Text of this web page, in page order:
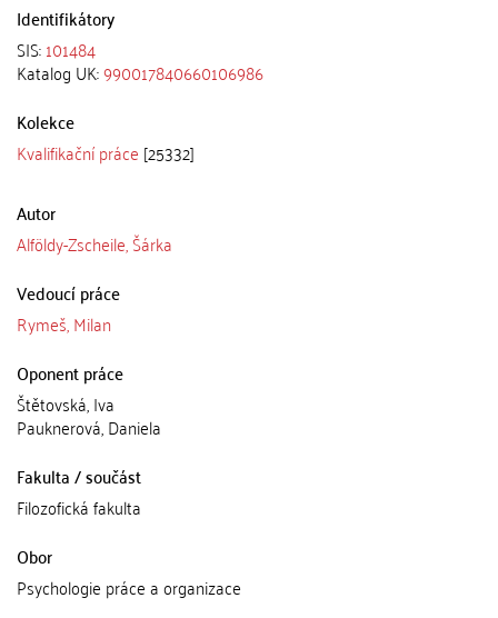
Identifikátory
SIS:101484
Katalog UK:990017840660106986
Kolekce
Kvalifikační práce [25332]
Autor
Alföldy-Zscheile, Šárka
Vedoucí práce
Rymeš, Milan
Oponent práce
Štětovská, Iva
Pauknerová, Daniela
Fakulta / součást
Filozofická fakulta
Obor
Psychologie práce a organizace